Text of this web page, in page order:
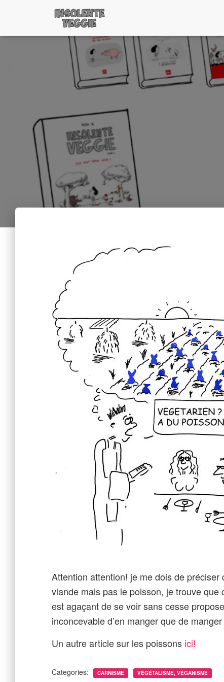
Attention attention! je me dois de
viande mais pas le poisson, je trouve que
est agaçant de se voir sans cesse
inconcevable d’en manger que de
Un autre article sur les poissons ici!
Categories: CARNISME VÉGÉTALISME, VÉGANISME